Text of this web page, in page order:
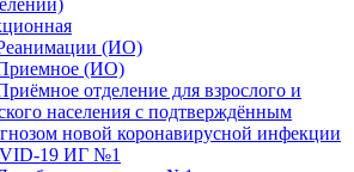
(ИО)
(ИО)
отделение для взрослого и
населения с подтверждённым
новой коронавирусной инфекции
19 ИГ №1